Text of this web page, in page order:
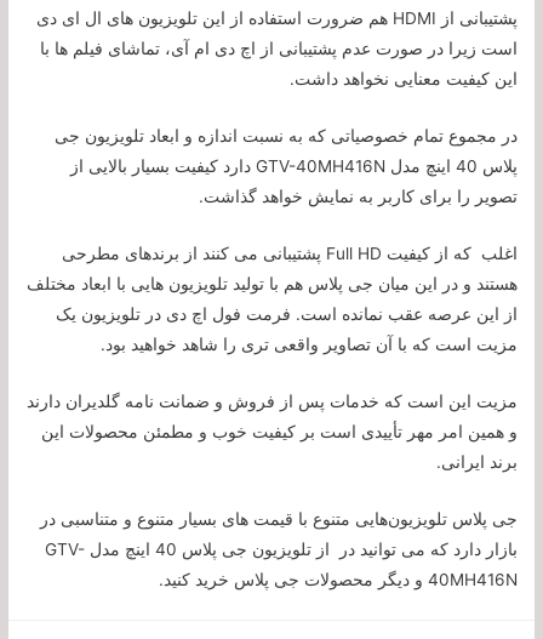
پشتیبانی از HDMI هم ضرورت استفاده از این تلویزیون های ال ای دی
است زیرا در صورت عدم پشتیبانی از اچ دی ام آی، تماشای فیلم ها با
این کیفیت معنایی نخواهد داشت.
در مجموع تمام خصوصیاتی که به نسبت اندازه و ابعاد تلویزیون جی
پلاس 40 اینچ مدل GTV-40MH416N دارد کیفیت بسیار بالایی از
تصویر را برای کاربر به نمایش خواهد گذاشت.
اغلب که از کیفیت Full HD پشتیبانی می کنند از برندهای مطرحی
هستند و در این میان جی پلاس هم با تولید تلویزیون هایی با ابعاد مختلف
از این عرصه عقب نمانده است. فرمت فول اچ دی در تلویزیون یک
مزیت است که با آن تصاویر واقعی تری را شاهد خواهید بود.
مزیت این است که خدمات پس از فروش و ضمانت ‌نامه گلدیران دارند
و همین امر مهر تأییدی است بر کیفیت خوب و مطمئن محصولات این
برند ایرانی.
جی پلاس تلویزیون‌هایی متنوع با قیمت ‌های بسیار متنوع و متناسبی در
بازار دارد که می توانید در از تلویزیون جی پلاس 40 اینچ مدل GTV-
40MH416N و دیگر محصولات جی پلاس خرید کنید.